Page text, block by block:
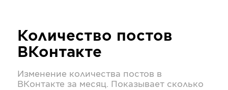
Количество постов
ВКонтакте
Изменение количества постов в
ВКонтакте за месяц. Показывает сколько